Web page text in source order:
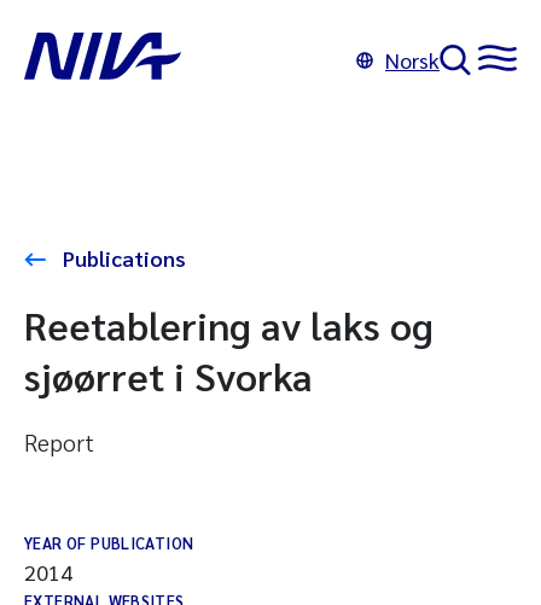
Norsk
Publications
Reetablering av laks og
sjøørret i Svorka
Report
YEAR OF PUBLICATION
2014
EXTERNAL WEBSITES